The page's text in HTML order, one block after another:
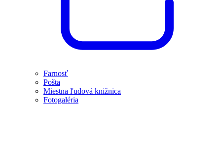
Farnosť
Pošta
Miestna ľudová knižnica
Fotogaléria